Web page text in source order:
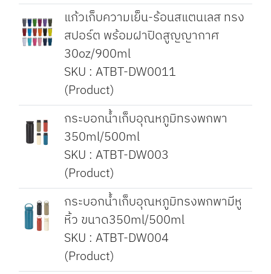
แก้วเก็บความเย็น-ร้อนสแตนเลส ทรง
สปอร์ต พร้อมฝาปิดสูญญากาศ
30oz/900ml
SKU : ATBT-DW0011
(Product)
กระบอกน้ำเก็บอุณหภูมิทรงพกพา
350ml/500ml
SKU : ATBT-DW003
(Product)
กระบอกน้ำเก็บอุณหภูมิทรงพกพามีหู
หิ้ว ขนาด350ml/500ml
SKU : ATBT-DW004
(Product)